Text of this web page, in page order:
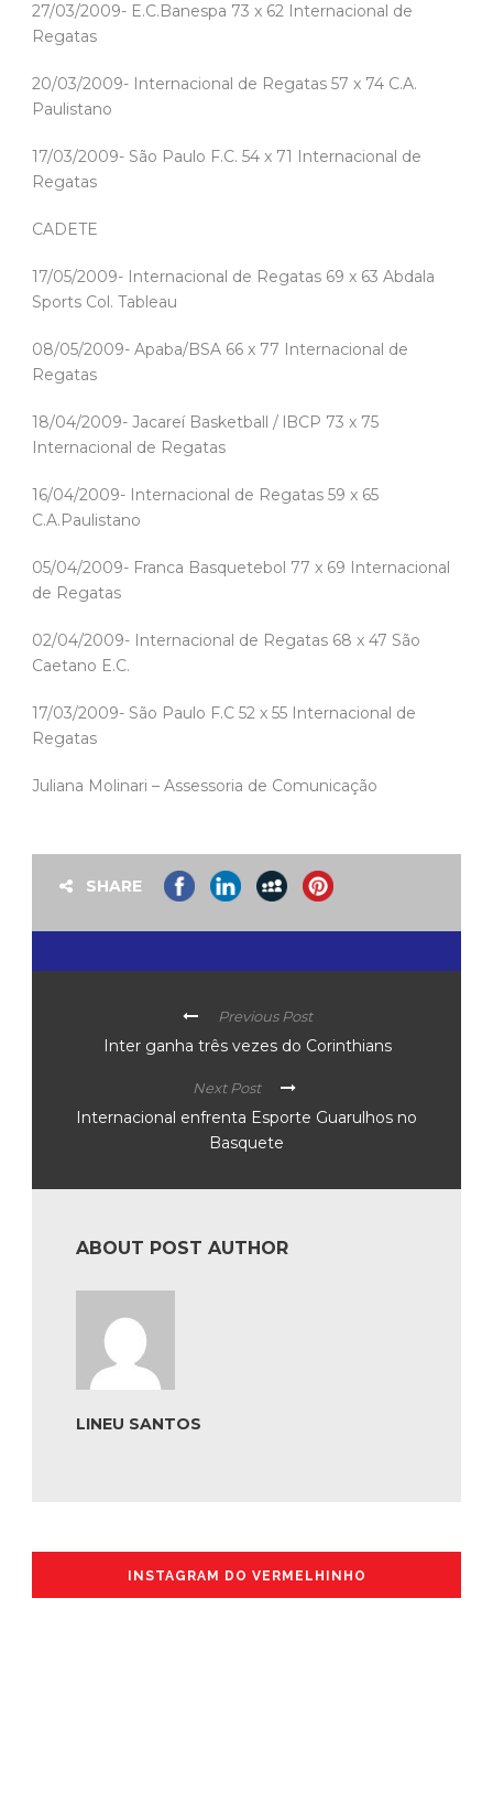
27/03/2009- E.C.Banespa 73 x 62 Internacional de
Regatas
20/03/2009- Internacional de Regatas 57 x 74 C.A.
Paulistano
17/03/2009- São Paulo F.C. 54 x 71 Internacional de
Regatas
CADETE
17/05/2009- Internacional de Regatas 69 x 63 Abdala
Sports Col. Tableau
08/05/2009- Apaba/BSA 66 x 77 Internacional de
Regatas
18/04/2009- Jacareí Basketball / lBCP 73 x 75
Internacional de Regatas
16/04/2009- Internacional de Regatas 59 x 65
C.A.Paulistano
05/04/2009- Franca Basquetebol 77 x 69 Internacional
de Regatas
02/04/2009- Internacional de Regatas 68 x 47 São
Caetano E.C.
17/03/2009- São Paulo F.C 52 x 55 Internacional de
Regatas
Juliana Molinari – Assessoria de Comunicação
SHARE
Previous Post
Inter ganha três vezes do Corinthians
Next Post
Internacional enfrenta Esporte Guarulhos no
Basquete
ABOUT POST AUTHOR
LINEU SANTOS
INSTAGRAM DO VERMELHINHO